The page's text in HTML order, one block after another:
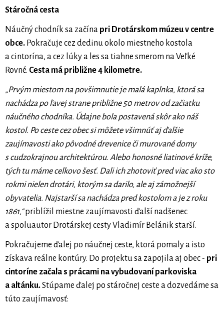
Stáročná cesta
Náučný chodník sa začína pri Drotárskom múzeu v centre
obce. Pokračuje cez dedinu okolo miestneho kostola
a cintorína, a cez lúky a les sa tiahne smerom na Veľké
Rovné. Cesta má približne 4 kilometre.
„Prvým miestom na povšimnutie je malá kaplnka, ktorá sa
nachádza po ľavej strane približne 50 metrov od začiatku
náučného chodníka. Údajne bola postavená skôr ako náš
kostol. Po ceste cez obec si môžete všimnúť aj ďalšie
zaujímavosti ako pôvodné drevenice či murované domy
s cudzokrajnou architektúrou. Alebo honosné liatinové kríže,
tých tu máme celkovo šesť. Dali ich zhotoviť pred viac ako sto
rokmi nielen drotári, ktorým sa darilo, ale aj zámožnejší
obyvatelia. Najstarší sa nachádza pred kostolom a je z roku
1861,“priblížil miestne zaujímavosti ďalší nadšenec
a spoluautor Drotárskej cesty Vladimír Belánik starší.
Pokračujeme ďalej po náučnej ceste, ktorá pomaly a isto
získava reálne kontúry. Do projektu sa zapojila aj obec - pri
cintoríne začala s prácami na vybudovaní parkoviska
a altánku.Stúpame ďalej po stáročnej ceste a dozvedáme sa
túto zaujímavosť: